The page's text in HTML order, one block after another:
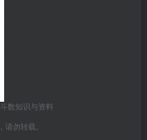
数知识与资料
勿转载。